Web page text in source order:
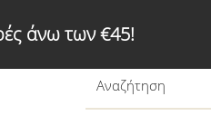
άνω των €45!